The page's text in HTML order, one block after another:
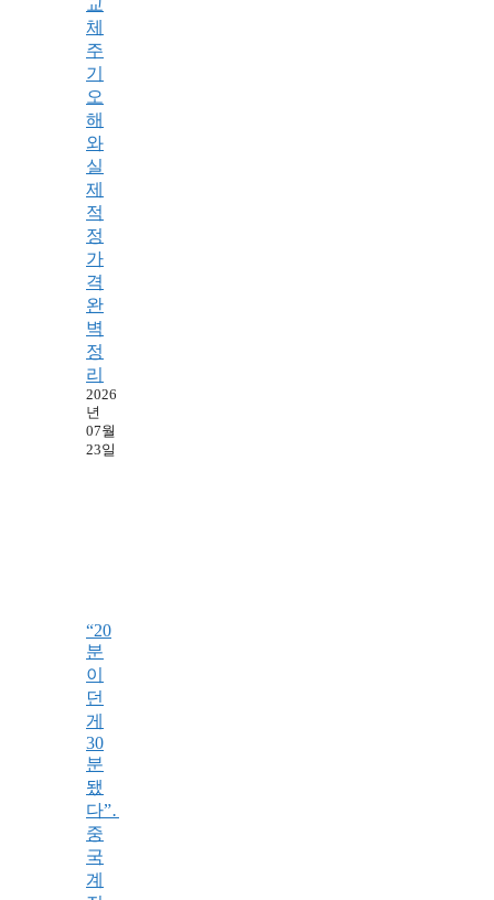
체
주
기
오
해
와
실
제
적
정
가
격
완
벽
정
리
2026
년
07월
23일
“20
분
이
던
게
30
분
됐
다”…
중
국
계